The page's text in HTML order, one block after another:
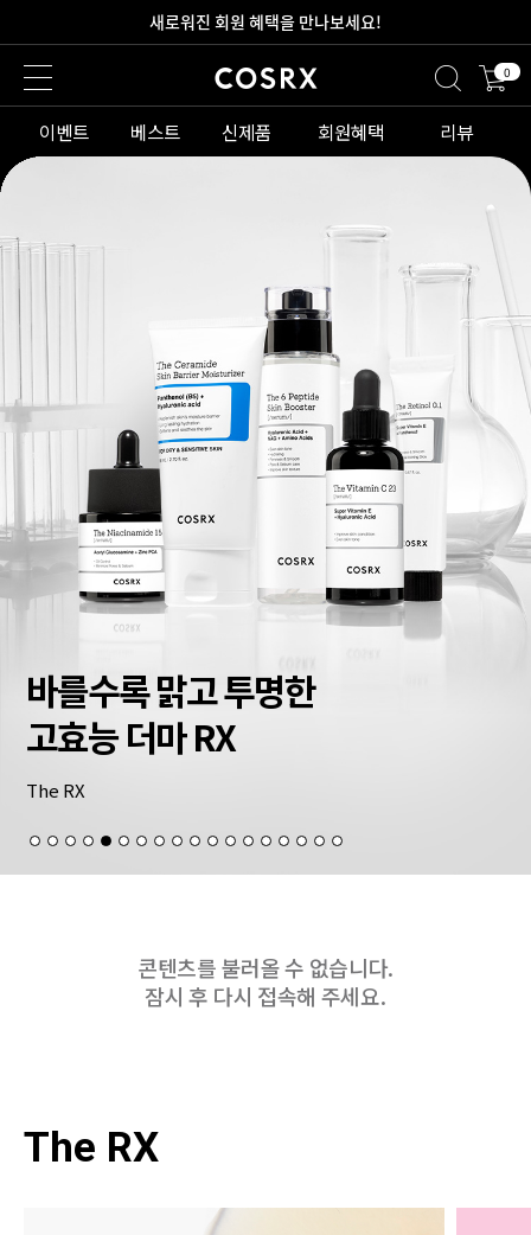
새로워진 회원 혜택을 만나보세요!
2만원 이상 무료 배송 0
이벤트 베스트 신제품 회원혜택 리뷰
바를수록 맑고 투명한
고효능 더마 RX
The RX
콘텐츠를 불러올 수 없습니다.
잠시 후 다시 접속해 주세요.
The RX